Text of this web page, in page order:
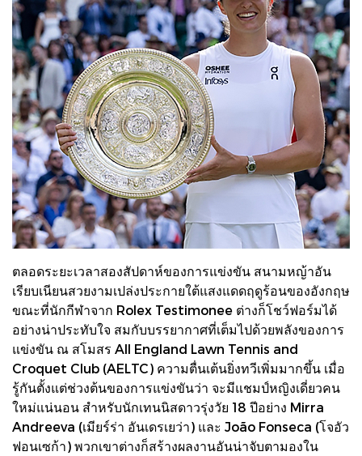
ตลอดระยะเวลาสองสัปดาห์ของการแข่งขัน สนามหญ้าอัน
เรียบเนียนสวยงามเปล่งประกายใต้แสงแดดฤดูร้อนของอังกฤษ
ขณะที่นักกีฬาจาก Rolex Testimonee ต่างก็โชว์ฟอร์มได้
อย่างน่าประทับใจ สมกับบรรยากาศที่เต็มไปด้วยพลังของการ
แข่งขัน ณ สโมสร All England Lawn Tennis and
Croquet Club (AELTC) ความตื่นเต้นยิ่งทวีเพิ่มมากขึ้น เมื่อ
รู้กันตั้งแต่ช่วงต้นของการแข่งขันว่า จะมีแชมป์หญิงเดี่ยวคน
ใหม่แน่นอน สำหรับนักเทนนิสดาวรุ่งวัย 18 ปีอย่าง Mirra
Andreeva (เมียร์ร่า อันเดรเยว่า) และ João Fonseca (โจอัว
ฟอนเซก้า) พวกเขาต่างก็สร้างผลงานอันน่าจับตามองใน